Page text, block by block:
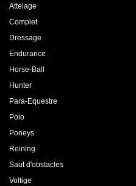
Attelage
Complet
Dressage
Endurance
Horse-Ball
Hunter
Para-Equestre
Polo
Poneys
Reining
Saut d'obstacles
Voltige